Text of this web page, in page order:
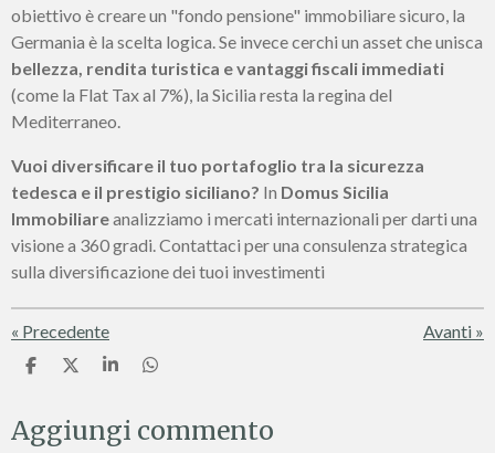
obiettivo è creare un "fondo pensione" immobiliare sicuro, la
Germania è la scelta logica. Se invece cerchi un asset che unisca
bellezza, rendita turistica e vantaggi fiscali immediati
(come la Flat Tax al 7%), la Sicilia resta la regina del
Mediterraneo.
Vuoi diversificare il tuo portafoglio tra la sicurezza
tedesca e il prestigio siciliano? In Domus Sicilia
Immobiliareanalizziamo i mercati internazionali per darti una
visione a 360 gradi. Contattaci per una consulenza strategica
sulla diversificazione dei tuoi investimenti
« Precedente Avanti »
C
d
i
C
d
i
C
d
i
C
d
i
Aggiungi commento